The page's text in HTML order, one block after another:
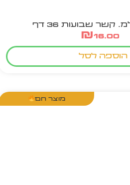
קשר שבועות 36 דף
₪16.00
הוספה לסל
מוצר חם